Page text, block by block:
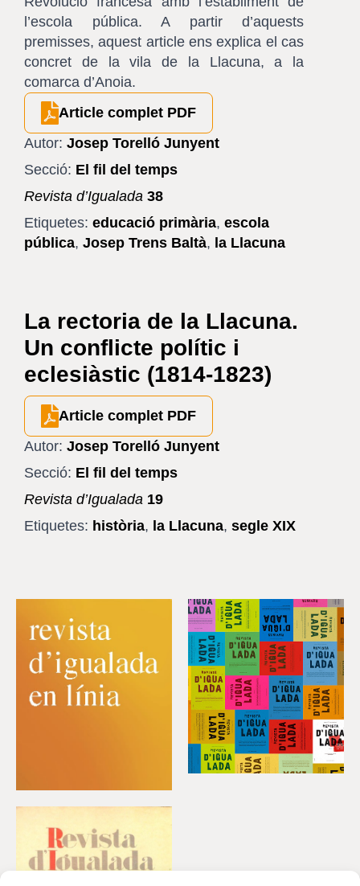
l’escola pública. A partir d’aquests
premisses, aquest article ens explica el cas
concret de la vila de la Llacuna, a la
comarca d’Anoia.
Article complet PDF
Autor: Josep Torelló Junyent
Secció: El fil del temps
Revista d’Igualada 38
Etiquetes: educació primària, escola
pública, Josep Trens Baltà, la Llacuna
La rectoria de la Llacuna.
Un conflicte polític i
eclesiàstic (1814-1823)
Article complet PDF
Autor: Josep Torelló Junyent
Secció: El fil del temps
Revista d’Igualada 19
Etiquetes: història, la Llacuna, segle XIX